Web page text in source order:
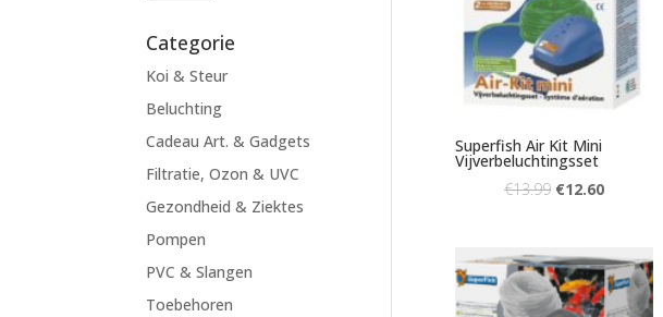
Superfish Air Kit Mini
Vijverbeluchtingsset
€13.99 €12.60
Categorie
Koi & Steur
Beluchting
Cadeau Art. & Gadgets
Filtratie, Ozon & UVC
Gezondheid & Ziektes
Pompen
PVC & Slangen
Toebehoren